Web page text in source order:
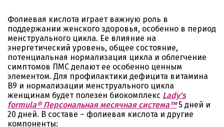
Фолиевая кислота играет важную роль в
поддержании женского здоровья, особенно в период
менструального цикла. Ее влияние на
энергетический уровень, общее состояние,
потенциальная нормализация цикла и облегчение
симптомов ПМС делают ее особенно ценным
элементом. Для профилактики дефицита витамина
В9 и нормализации менструального цикла
женщинам будет полезен биокомплекс Lady's
formula® Персональная месячная система™5 дней и
20 дней. В составе – фолиевая кислота и другие
компоненты: